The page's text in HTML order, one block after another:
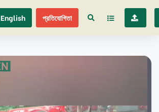
English প্রতিযোগিতা